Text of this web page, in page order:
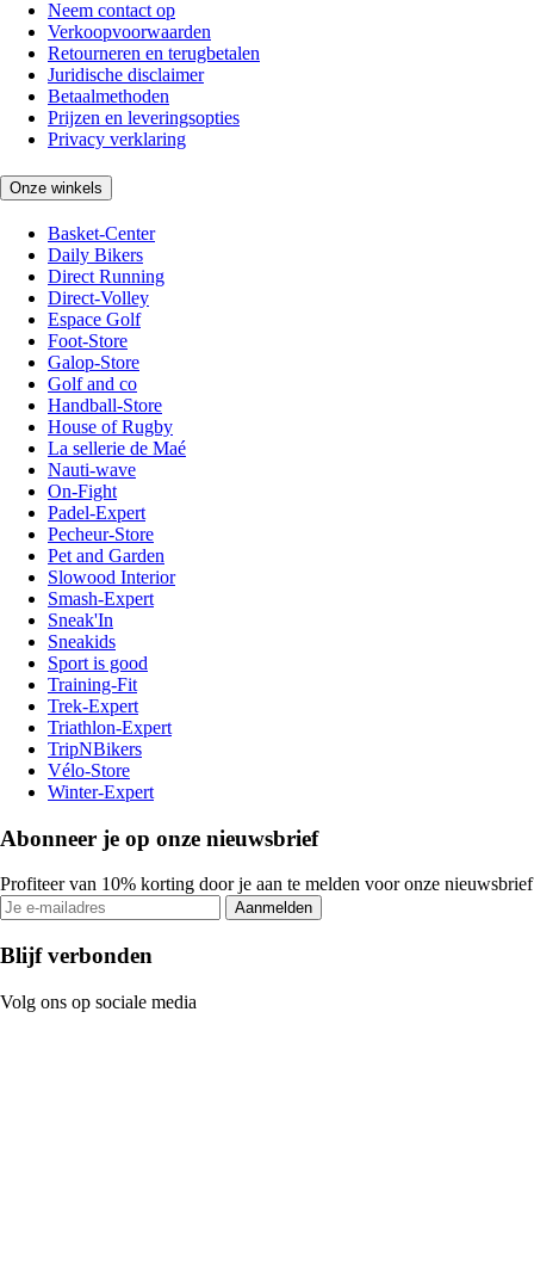
Neem contact op
Verkoopvoorwaarden
Retourneren en terugbetalen
Juridische disclaimer
Betaalmethoden
Prijzen en leveringsopties
Privacy verklaring
Onze winkels
Basket-Center
Daily Bikers
Direct Running
Direct-Volley
Espace Golf
Foot-Store
Galop-Store
Golf and co
Handball-Store
House of Rugby
La sellerie de Maé
Nauti-wave
On-Fight
Padel-Expert
Pecheur-Store
Pet and Garden
Slowood Interior
Smash-Expert
Sneak'In
Sneakids
Sport is good
Training-Fit
Trek-Expert
Triathlon-Expert
TripNBikers
Vélo-Store
Winter-Expert
Abonneer je op onze nieuwsbrief
Profiteer van 10% korting door je aan te melden voor onze nieuwsbrief
Aanmelden
Blijf verbonden
Volg ons op sociale media